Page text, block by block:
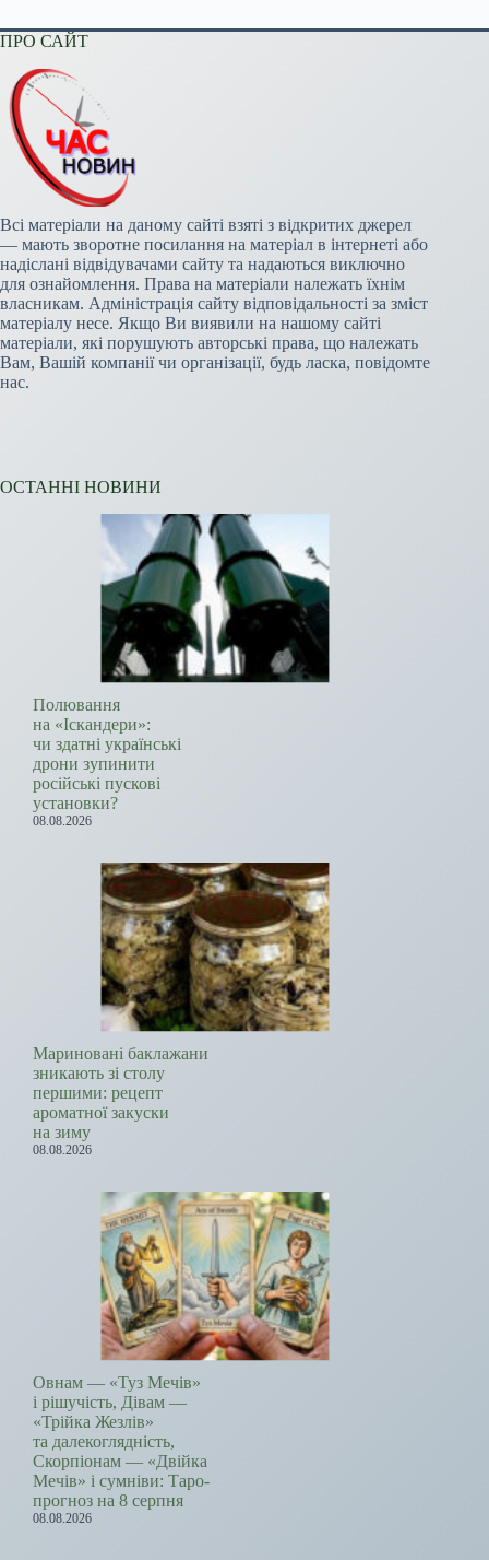
ПРО САЙТ
Всі матеріали на даному сайті взяті з відкритих джерел
— мають зворотне посилання на матеріал в інтернеті або
надіслані відвідувачами сайту та надаються виключно
для ознайомлення. Права на матеріали належать їхнім
власникам. Адміністрація сайту відповідальності за зміст
матеріалу несе. Якщо Ви виявили на нашому сайті
матеріали, які порушують авторські права, що належать
Вам, Вашій компанії чи організації, будь ласка, повідомте
нас.
ОСТАННІ НОВИНИ
Полювання
на «Іскандери»:
чи здатні українські
дрони зупинити
російські пускові
установки?
08.08.2026
Мариновані баклажани
зникають зі столу
першими: рецепт
ароматної закуски
на зиму
08.08.2026
Овнам — «Туз Мечів»
і рішучість, Дівам —
«Трійка Жезлів»
та далекоглядність,
Скорпіонам — «Двійка
Мечів» і сумніви: Таро-
прогноз на 8 серпня
08.08.2026